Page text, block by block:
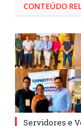
CONTEÚDO
Servidores e